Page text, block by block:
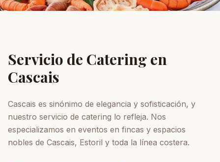
Servicio de Catering en
Cascais
Cascais es sinónimo de elegancia y sofisticación, y
nuestro servicio de catering lo refleja. Nos
especializamos en eventos en fincas y espacios
nobles de Cascais, Estoril y toda la línea costera.